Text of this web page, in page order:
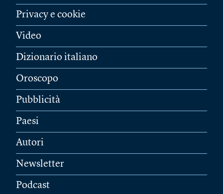
Privacy e cookie
Video
Dizionario italiano
Oroscopo
Pubblicità
Paesi
Autori
Newsletter
Podcast